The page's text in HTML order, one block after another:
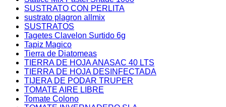
SUSTRATO CON PERLITA
sustrato plagron allmix
SUSTRATOS
Tagetes Clavelon Surtido 6g
Tapiz Magico
Tierra de Diatomeas
TIERRA DE HOJA ANASAC 40 LTS
TIERRA DE HOJA DESINFECTADA
TIJERA DE PODAR TRUPER
TOMATE AIRE LIBRE
Tomate Colono